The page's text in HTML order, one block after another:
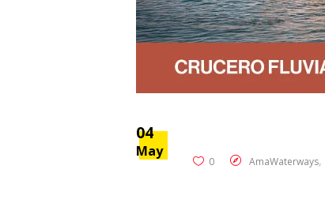
04
May
0 AmaWaterways,